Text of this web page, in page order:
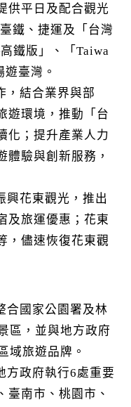
供平日及配合觀光
鐵、捷運及「台灣
鐵版」、「Taiwa
臺灣。
，結合業界與部
遊環境，推動「台
化；提升產業人力
體驗與創新服務，
興花東觀光，推出
及旅運優惠；花東
，儘速恢復花東觀
合國家公園署及林
區，並與地方政府
域旅遊品牌。
方政府執行6處重要
臺南市、桃園市、